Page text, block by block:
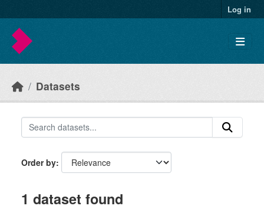
Log in
Datasets
Order by
1 dataset found